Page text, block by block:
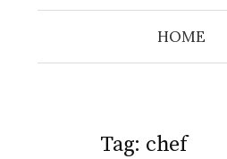
HOME
Tag: chef